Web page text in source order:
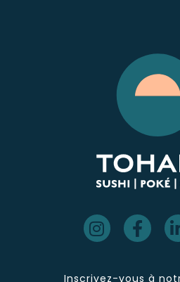
Inscrivez-vous à